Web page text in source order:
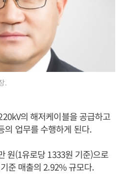
.
의 해저케이블을 공급하고
의 업무를 수행하게 된다.
원(1유로당 1333원 기준)으로
준 매출의 2.92% 규모다.